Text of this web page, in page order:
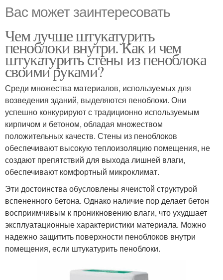
Вас может заинтересовать
Чем лучше штукатурить
пеноблоки внутри. Как и чем
штукатурить стены из пеноблока
своими руками?
Среди множества материалов, используемых для
возведения зданий, выделяются пеноблоки. Они
успешно конкурируют с традиционно используемым
кирпичом и бетоном, обладая множеством
положительных качеств. Стены из пеноблоков
обеспечивают высокую теплоизоляцию помещения, не
создают препятствий для выхода лишней влаги,
обеспечивают комфортный микроклимат.
Эти достоинства обусловлены ячеистой структурой
вспененного бетона. Однако наличие пор делает бетон
восприимчивым к проникновению влаги, что ухудшает
эксплуатационные характеристики материала. Можно
надежно защитить поверхности пеноблоков внутри
помещения, если штукатурить пеноблоки.